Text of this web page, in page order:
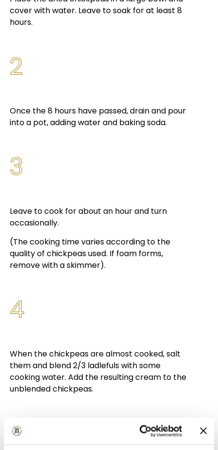
cover with water. Leave to soak for at least 8
hours.
2
Once the 8 hours have passed, drain and pour
into a pot, adding water and baking soda.
3
Leave to cook for about an hour and turn
occasionally.
(The cooking time varies according to the
quality of chickpeas used. If foam forms,
remove with a skimmer).
4
When the chickpeas are almost cooked, salt
them and blend 2/3 ladlefuls with some
cooking water. Add the resulting cream to the
unblended chickpeas.
5